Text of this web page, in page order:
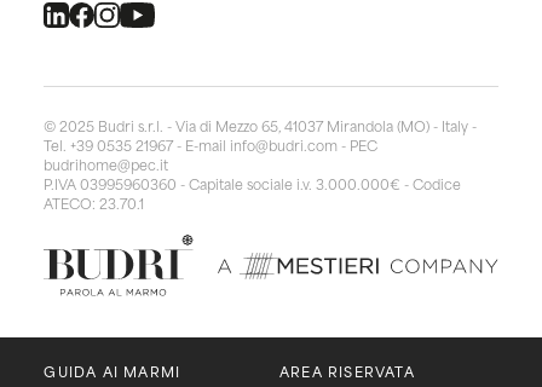
© 2025 Budri s.r.l. - Via di Mezzo 65, 41037 Mirandola (MO) - Italy -
Tel. +39 0535 21967 - E-mail info@budri.com - PEC
budrihome@pec.it
P.IVA 03995960360 - Capitale sociale i.v. 3.000.000€ - Codice
ATECO: 23.70.1
GUIDA AI MARMI AREA RISERVATA